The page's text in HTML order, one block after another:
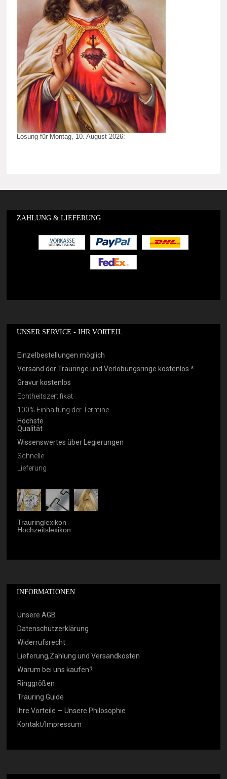
Losung für Montag, 10. August 2026:
ZAHLUNG & LIEFERUNG
UNSER SERVICE - IHR VORTEIL
Einzelbestellungen möglich
Versand der Trauringe und Verlobungsringe kostenlos *
Gravur kostenlos
Echtheitszertifikat
100% Einhaltung der Termine
Höchste
Qualität
Wissenswertes über Legierungen
Schnelle
Lieferung
Trauringlexikon
Hochzeitslexikon
INFORMATIONEN
Unsere AGB
Datenschutzerklärung
Widerrufsrecht
Lieferung,Zahlung und Versandkosten
Warum bei uns kaufen?
Ringgrößen
Trauring Guide
Ihre Vorteile — Unsere Philosophie
Kontakt/Impressum